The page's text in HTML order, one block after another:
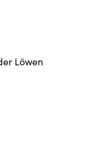
Löwen